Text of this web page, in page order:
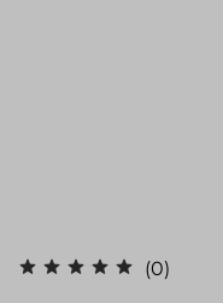
(0)